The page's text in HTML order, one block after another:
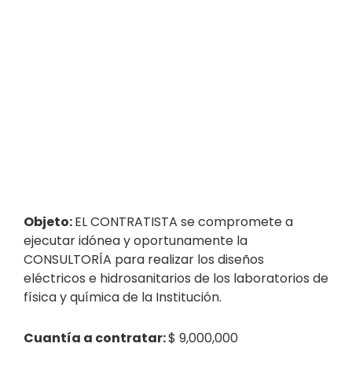
Objeto:EL CONTRATISTA se compromete a
ejecutar idónea y oportunamente la
CONSULTORÍA para realizar los diseños
eléctricos e hidrosanitarios de los laboratorios de
física y química de la Institución.
Cuantía a contratar:$ 9,000,000